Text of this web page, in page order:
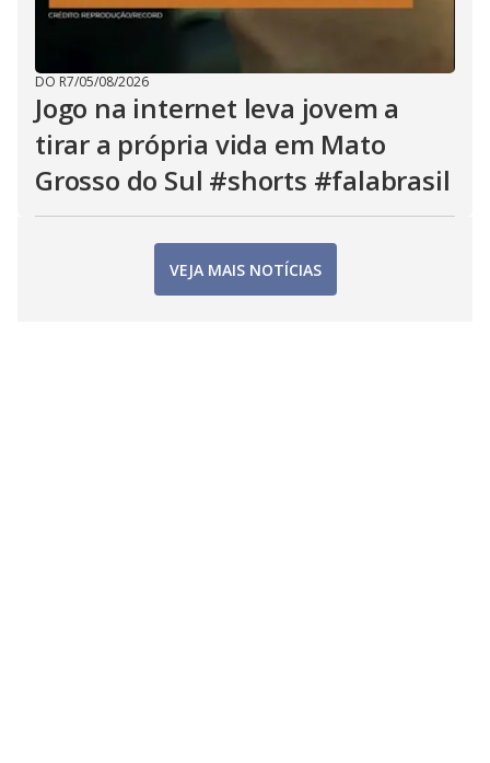
DO R7/05/08/2026
Jogo na internet leva jovem a
tirar a própria vida em Mato
Grosso do Sul #shorts #falabrasil
VEJA MAIS NOTÍCIAS